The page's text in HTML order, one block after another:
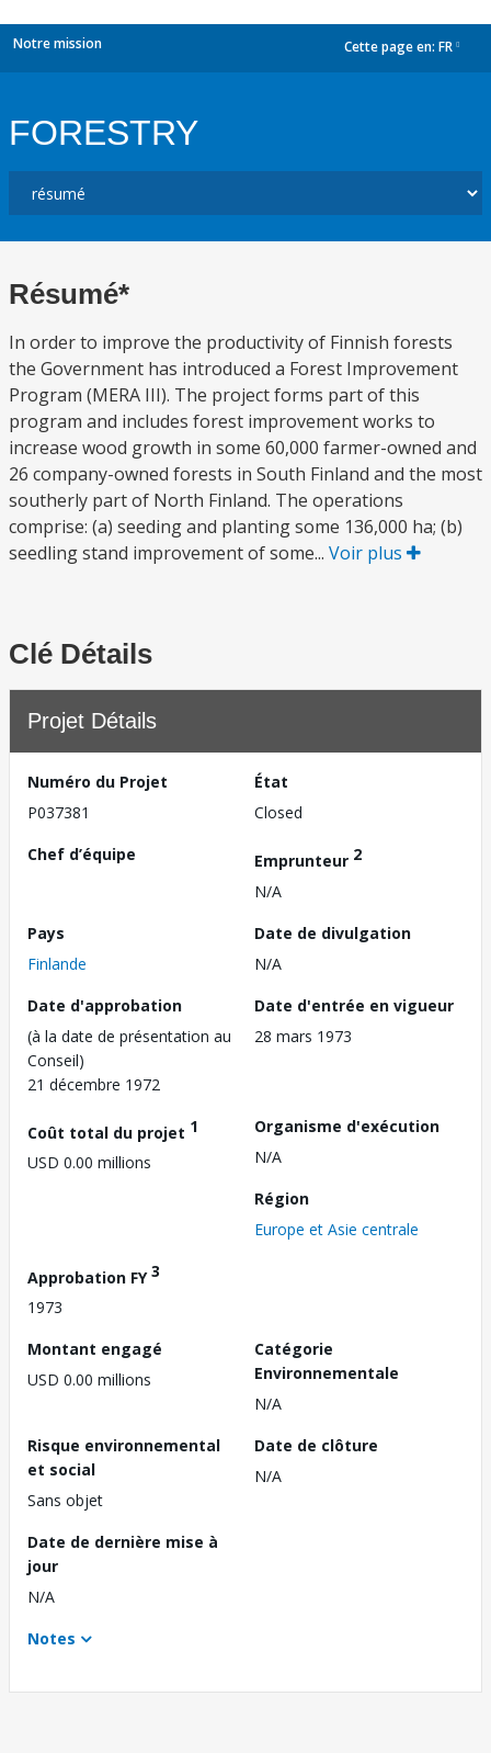
Notre mission Cette page en: FR
FORESTRY
Résumé*
In order to improve the productivity of Finnish forests
the Government has introduced a Forest Improvement
Program (MERA III). The project forms part of this
program and includes forest improvement works to
increase wood growth in some 60,000 farmer-owned and
26 company-owned forests in South Finland and the most
southerly part of North Finland. The operations
comprise: (a) seeding and planting some 136,000 ha; (b)
seedling stand improvement of some... Voir plus
Clé Détails
Projet Détails
Numéro du Projet
P037381
État
Closed
Chef d’équipe
Emprunteur 2
N/A
Pays
Finlande
Date de divulgation
N/A
Date d'approbation
(à la date de présentation au
Conseil)
21 décembre 1972
Date d'entrée en vigueur
28 mars 1973
Coût total du projet 1
USD 0.00 millions
Organisme d'exécution
N/A
Région
Europe et Asie centrale
Approbation FY3
1973
Montant engagé
USD 0.00 millions
Catégorie
Environnementale
N/A
Risque environnemental
et social
Sans objet
Date de clôture
N/A
Date de dernière mise à
jour
N/A
Notes